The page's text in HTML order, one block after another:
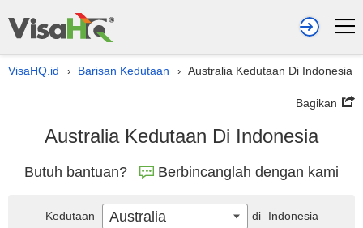
VisaHQ.id › Barisan Kedutaan › Australia Kedutaan Di Indonesia
Bagikan
Australia Kedutaan Di Indonesia
Butuh bantuan? Berbincanglah dengan kami
Kedutaan Australia di Indonesia